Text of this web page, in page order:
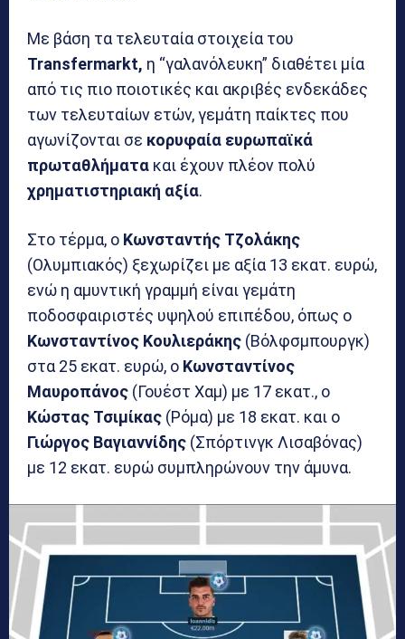
Με βάση τα τελευταία στοιχεία του
Transfermarkt, η “γαλανόλευκη” διαθέτει μία
από τις πιο ποιοτικές και ακριβές ενδεκάδες
των τελευταίων ετών, γεμάτη παίκτες που
αγωνίζονται σε κορυφαία ευρωπαϊκά
πρωταθλήματα και έχουν πλέον πολύ
χρηματιστηριακή αξία.
Στο τέρμα, ο Κωνσταντής Τζολάκης
(Ολυμπιακός) ξεχωρίζει με αξία 13 εκατ. ευρώ,
ενώ η αμυντική γραμμή είναι γεμάτη
ποδοσφαιριστές υψηλού επιπέδου, όπως ο
Κωνσταντίνος Κουλιεράκης (Βόλφσμπουργκ)
στα 25 εκατ. ευρώ, ο Κωνσταντίνος
Μαυροπάνος (Γουέστ Χαμ) με 17 εκατ., ο
Κώστας Τσιμίκας (Ρόμα) με 18 εκατ. και ο
Γιώργος Βαγιαννίδης (Σπόρτινγκ Λισαβόνας)
με 12 εκατ. ευρώ συμπληρώνουν την άμυνα.